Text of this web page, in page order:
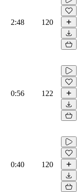
2:48 120
0:56 122
0:40 120